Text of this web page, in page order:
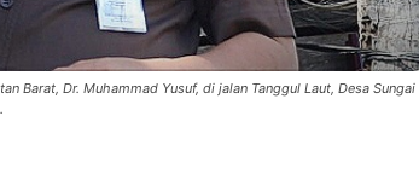
Barat, Dr. Muhammad Yusuf, di jalan Tanggul Laut, Desa Sungai